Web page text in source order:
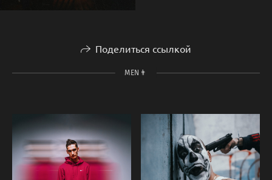
Поделиться ссылкой
MEN👨